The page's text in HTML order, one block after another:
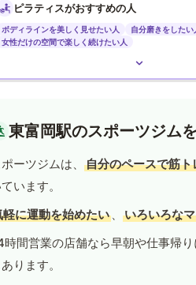
ピラティスがおすすめの人
ボディラインを美しく見せたい人
自分磨きをしたい
女性だけの空間で楽しく続けたい人
東富岡駅のスポーツジム
ーツジムは、 自分のペースで筋
います。
軽に運動を始めたい 、 いろいろな
時間営業の店舗なら早朝や仕事帰
ります。